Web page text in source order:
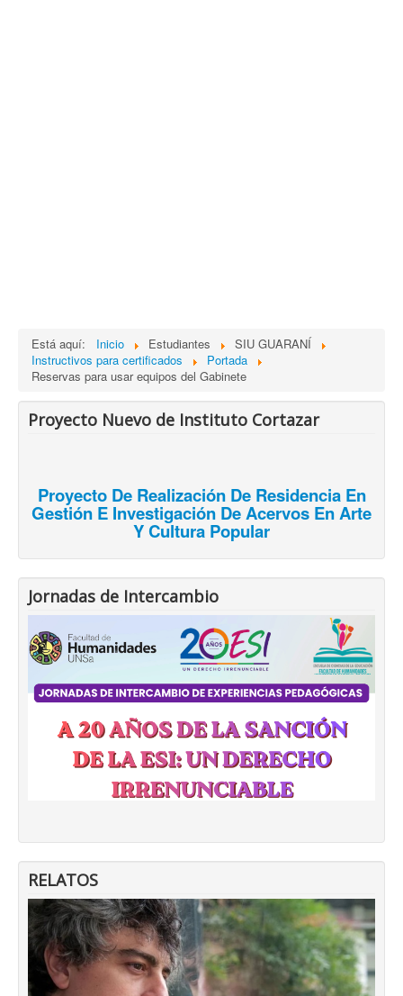
Está aquí: Inicio Estudiantes
SIU GUARANÍ
Instructivos para certificados
Portada
Reservas para usar equipos del Gabinete
Proyecto Nuevo de Instituto Cortazar
Proyecto De Realización De Residencia En
Gestión E Investigación De Acervos En Arte
Y Cultura Popular
Jornadas de Intercambio
RELATOS